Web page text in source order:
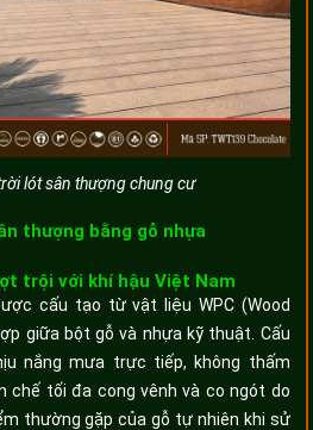
lót sân thượng chung cư
thượng bằng gỗ nhựa
trội với khí hậu Việt Nam
cấu tạo từ vật liệu WPC (Wood
giữa bột gỗ và nhựa kỹ thuật. Cấu
nắng mưa trực tiếp, không thấm
chế tối đa cong vênh và co ngót do
thường gặp của gỗ tự nhiên khi sử